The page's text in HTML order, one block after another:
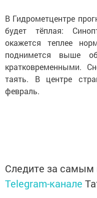
В Гидрометцентре
будет тёплая:
окажется теплее
поднимется выше
кратковременными.
таять. В центре
февраль.
Следите за
Telegram-канале